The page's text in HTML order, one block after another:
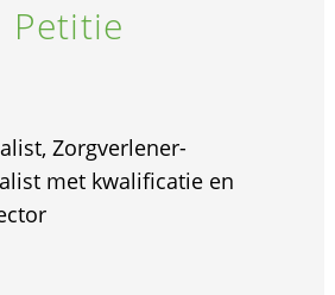
Petitie
Zorgverlener-
met kwalificatie en